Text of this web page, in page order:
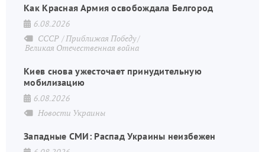
Как Красная Армия освобождала Белгород
6.08.2026
СССР Приближая Победу
Великая Отечественная война
Киев снова ужесточает принудительную
мобилизацию
6.08.2026
Новости Украины
Западные СМИ: Распад Украины неизбежен